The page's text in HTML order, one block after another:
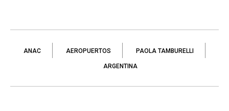
ANAC AEROPUERTOS PAOLA TAMBURELLI
ARGENTINA